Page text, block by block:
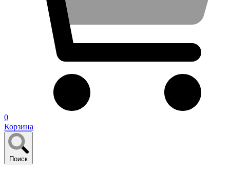
0
Корзина
Поиск